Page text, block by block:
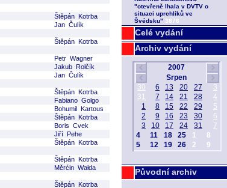
Celé vydání
Archiv vydání
Původní archiv
Štěpán Kotrba
Jan Čulík
Štěpán Kotrba
Petr Wagner
Jakub Rolčík
Jan Čulík
Štěpán Kotrba
Fabiano Golgo
Bohumil Kartous
Štěpán Kotrba
Boris Cvek
Jiří Pehe
Štěpán Kotrba
Štěpán Kotrba
Měrćin Wałda
Štěpán Kotrba